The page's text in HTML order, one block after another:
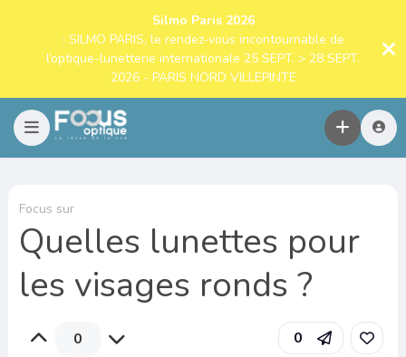
Silmo Paris 2026
: SILMO PARIS, le rendez-vous incontournable de
l’optique-lunetterie internationale 25 SEPT. > 28 SEPT.
2026 - PARIS NORD VILLEPINTE
Focus sur
Quelles lunettes pour
les visages ronds ?
0 0